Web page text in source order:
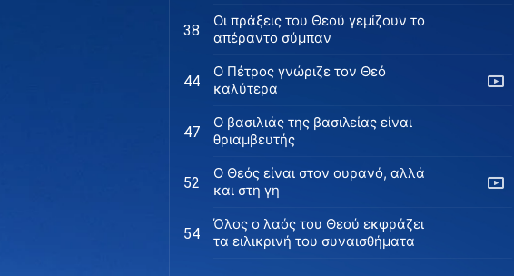
38
Οι πράξεις του Θεού γεμίζουν το
απέραντο σύμπαν
44
Ο Πέτρος γνώριζε τον Θεό
καλύτερα
47
O βασιλιάς της βασιλείας είναι
θριαμβευτής
52
Ο Θεός είναι στον ουρανό, αλλά
και στη γη
54
Όλος ο λαός του Θεού εκφράζει
τα ειλικρινή του συναισθήματα